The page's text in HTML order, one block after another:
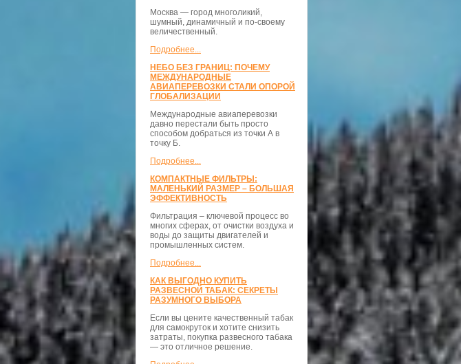
Москва — город многоликий,
шумный, динамичный и по-своему
величественный.
Подробнее...
НЕБО БЕЗ ГРАНИЦ: ПОЧЕМУ
МЕЖДУНАРОДНЫЕ
АВИАПЕРЕВОЗКИ СТАЛИ ОПОРОЙ
ГЛОБАЛИЗАЦИИ
Международные авиаперевозки
давно перестали быть просто
способом добраться из точки А в
точку Б.
Подробнее...
КОМПАКТНЫЕ ФИЛЬТРЫ:
МАЛЕНЬКИЙ РАЗМЕР – БОЛЬШАЯ
ЭФФЕКТИВНОСТЬ
Фильтрация – ключевой процесс во
многих сферах, от очистки воздуха и
воды до защиты двигателей и
промышленных систем.
Подробнее...
КАК ВЫГОДНО КУПИТЬ
РАЗВЕСНОЙ ТАБАК: СЕКРЕТЫ
РАЗУМНОГО ВЫБОРА
Если вы цените качественный табак
для самокруток и хотите снизить
затраты, покупка развесного табака
— это отличное решение.